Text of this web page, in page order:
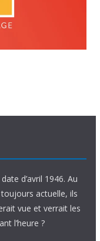
d’avril 1946. Au
actuelle, ils
vue et verrait les
l’heure ?